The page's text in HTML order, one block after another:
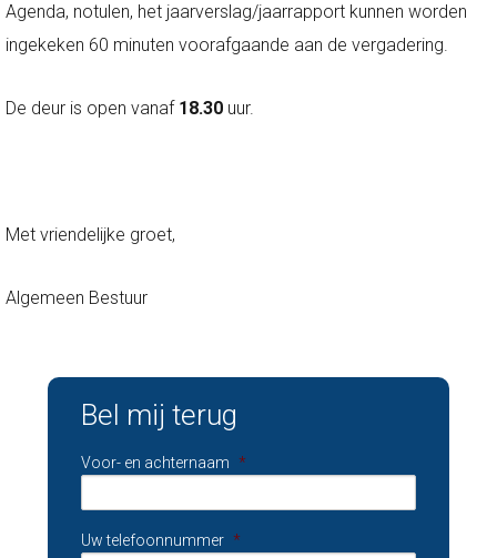
Agenda, notulen, het jaarverslag/jaarrapport kunnen worden
ingekeken 60 minuten voorafgaande aan de vergadering.
De deur is open vanaf 18.30 uur.
Met vriendelijke groet,
Algemeen Bestuur
Bel mij terug
Voor- en achternaam *
Uw telefoonnummer *